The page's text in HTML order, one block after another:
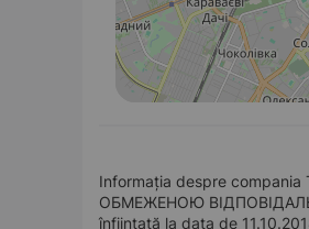
Informația despre
ОБМЕЖЕНОЮ
înființată la data de